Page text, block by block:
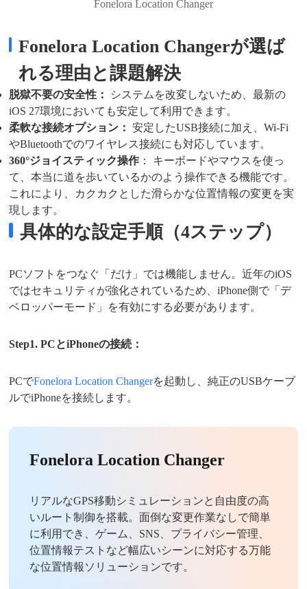
Fonelora Location Changer
Fonelora Location Changerが選ば
れる理由と課題解決
脱獄不要の安全性：
システムを改変しないため、最新の
iOS 27環境においても安定して利用できます。
柔軟な接続オプション： 安定したUSB接続に加え、Wi-Fi
やBluetoothでのワイヤレス接続にも対応しています。
360°ジョイスティック操作 ： キーボードやマウスを使っ
て、本当に道を歩いているかのよう操作できる機能です。
これにより、カクカクとした滑らかな位置情報の変更を実
現します。
具体的な設定手順（4ステップ）
PCソフトをつなぐ「だけ」では機能しません。近年のiOS
ではセキュリティが強化されているため、iPhone側で「デ
ベロッパーモード」を有効にする必要があります。
Step1. PCとiPhoneの接続：
PCでFonelora Location Changerを起動し、純正のUSBケーブ
ルでiPhoneを接続します。
Fonelora Location Changer
リアルなGPS移動シミュレーションと自由度の高
いルート制御を搭載。面倒な変更作業なしで簡単
に利用でき、ゲーム、SNS、プライバシー管理、
位置情報テストなど幅広いシーンに対応する万能
な位置情報ソリューションです。